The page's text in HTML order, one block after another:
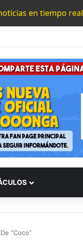
en tiempo real
“Coco”